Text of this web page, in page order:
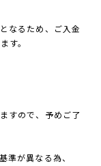
なるため、ご入金
す。
すので、予めご了
準が異なる為、